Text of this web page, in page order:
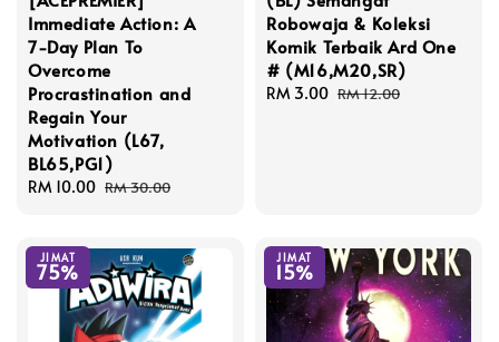
Immediate Action: A
7-Day Plan To
Overcome
Procrastination and
Regain Your
Motivation (L67,
BL65,PG1)
Sale
RM 10.00 Regular
RM 30.00
Robowaja & Koleksi
Komik Terbaik Ard One
# (M16,M20,SR)
Sale
RM 3.00 Regular
RM 12.00
JIMAT
75%
JIMAT
15%